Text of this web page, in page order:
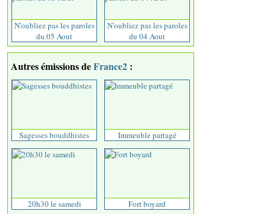
N'oubliez pas les paroles
du 05 Aout
N'oubliez pas les paroles
du 04 Aout
Autres émissions deFrance2 :
Sagesses bouddhistes Immeuble partagé
20h30 le samedi Fort boyard